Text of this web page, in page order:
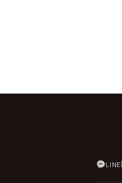
LINE